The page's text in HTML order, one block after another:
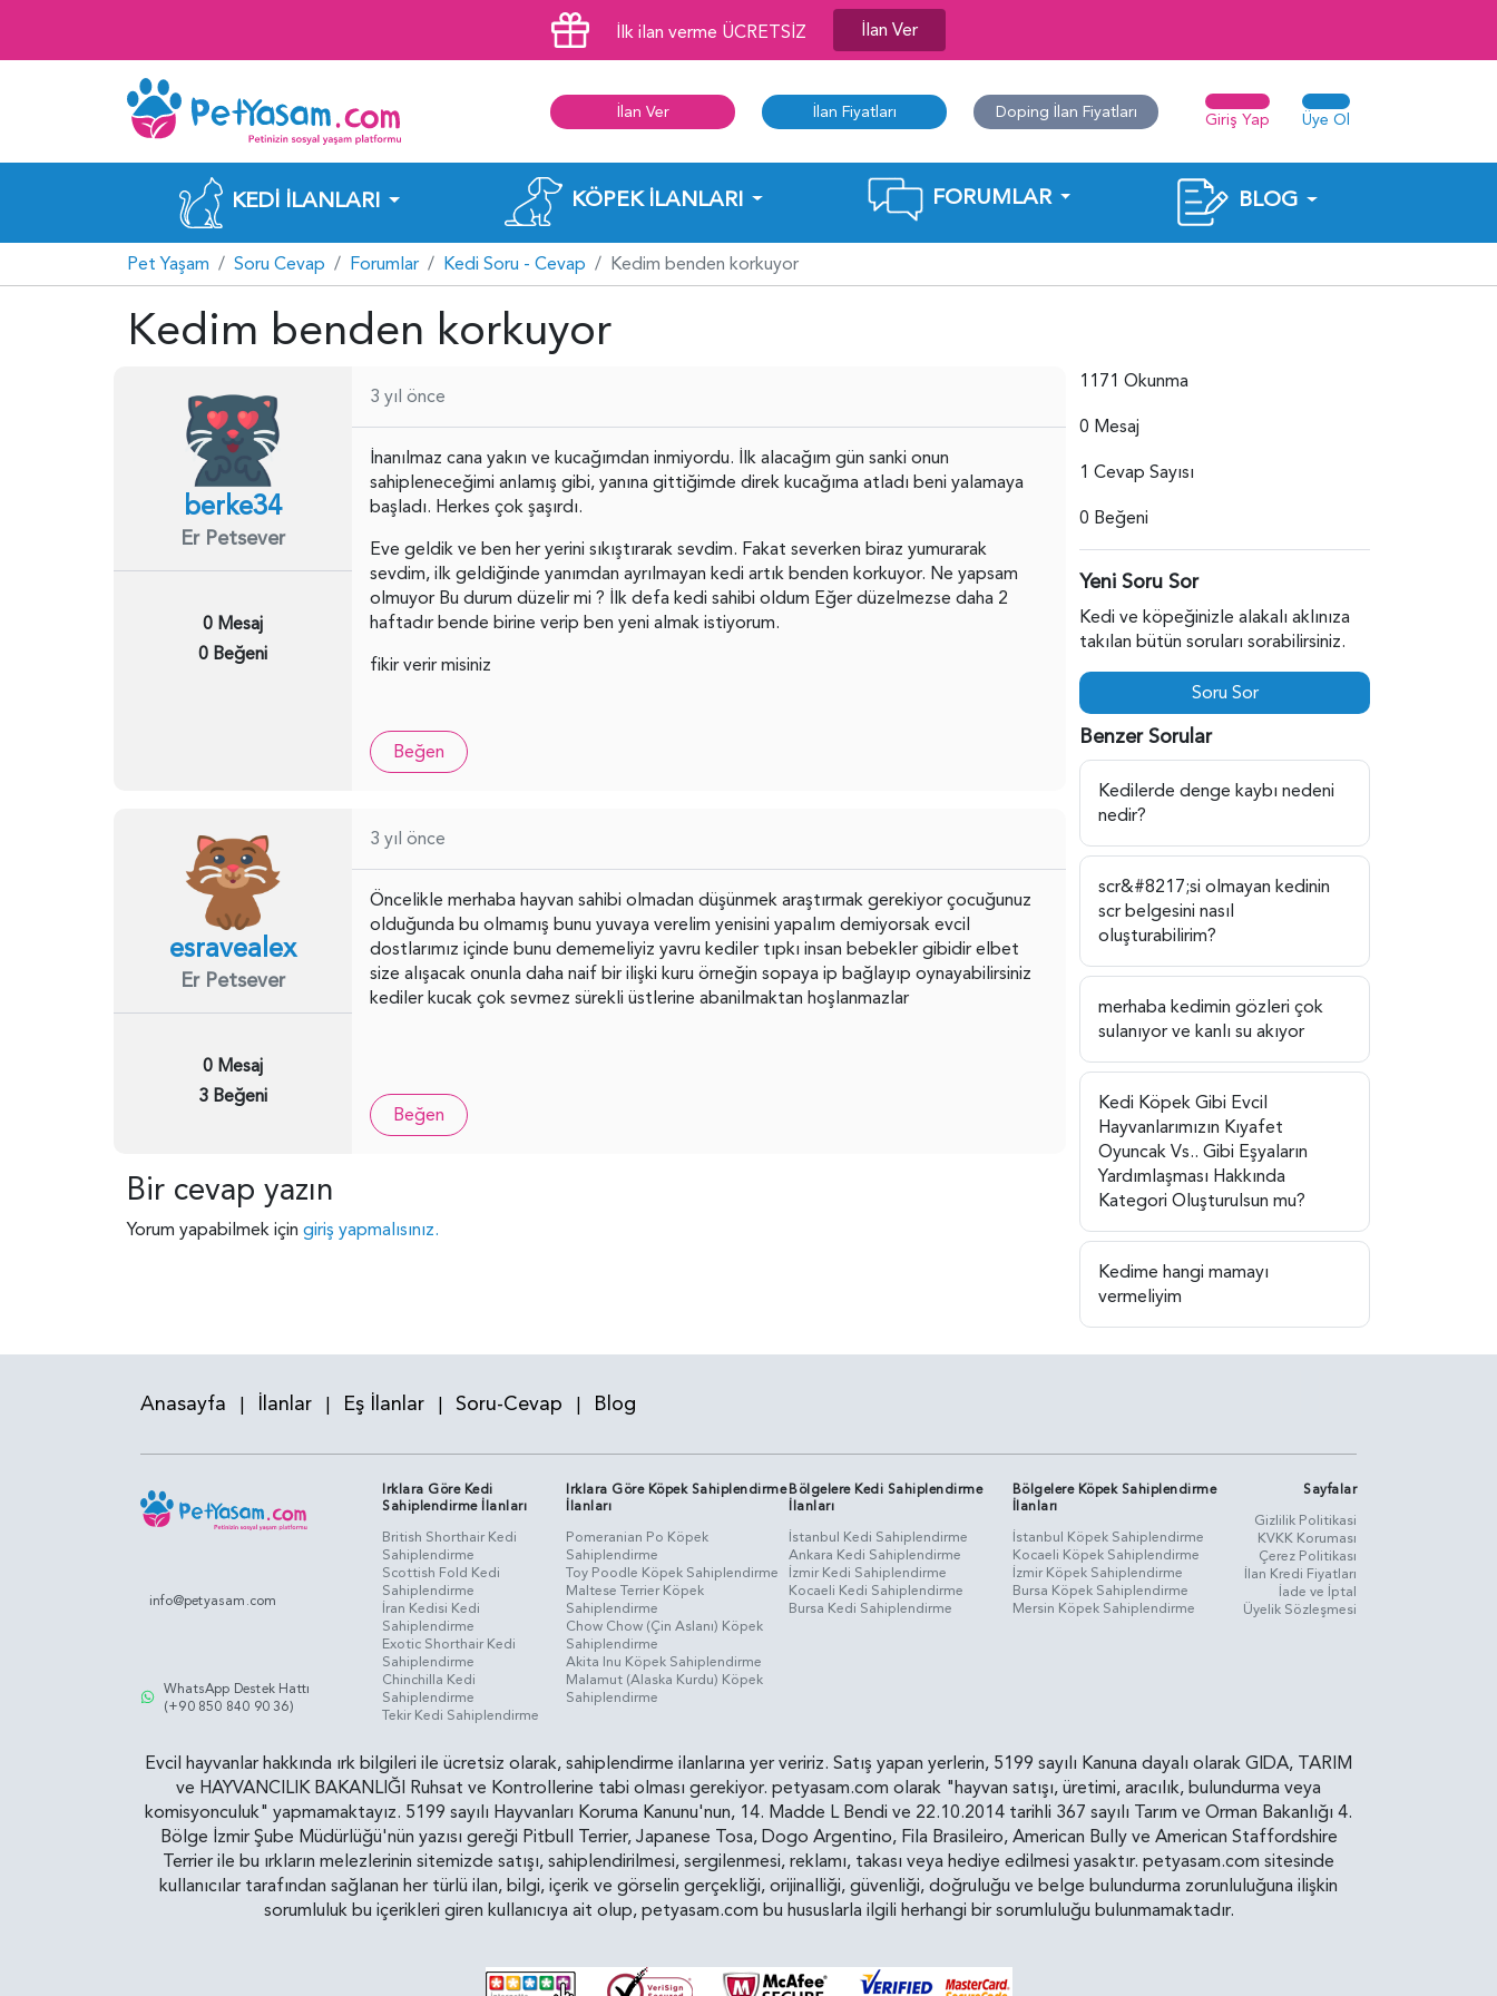
İlk ilan verme ÜCRETSİZ İlan Ver
İlan Ver İlan Fiyatları Doping İlan Fiyatları Giriş Yap Üye Ol
KEDI İLANLARI KÖPEK İLANLARI FORUMLAR BLOG
Pet Yaşam Soru Cevap Forumlar Kedi Soru - Cevap Kedim benden korkuyor
Kedim benden korkuyor
berke34
Er Petsever
0 Mesaj
0 Beğeni
3 yıl önce
İnanılmaz cana yakın ve kucağımdan inmiyordu. İlk alacağım gün sanki onun
sahipleneceğimi anlamış gibi, yanına gittiğimde direk kucağıma atladı beni yalamaya
başladı. Herkes çok şaşırdı.
Eve geldik ve ben her yerini sıkıştırarak sevdim. Fakat severken biraz yumurarak
sevdim, ilk geldiğinde yanımdan ayrılmayan kedi artık benden korkuyor. Ne yapsam
olmuyorBu durum düzelir mi ? İlk defa kedi sahibi oldum Eğer düzelmezse daha 2
haftadır bende birine verip ben yeni almak istiyorum.
fikir verir misiniz
Beğen
esravealex
Er Petsever
0 Mesaj
3 Beğeni
3 yıl önce
Öncelikle merhaba hayvan sahibi olmadan düşünmek araştırmak gerekiyor çocuğunuz
olduğunda bu olmamış bunu yuvaya verelim yenisini yapalım demiyorsak evcil
dostlarımız içinde bunu dememeliyiz yavru kediler tıpkı insan bebekler gibidir elbet
size alışacak onunla daha naif bir ilişki kuru örneğin sopaya ip bağlayıp oynayabilirsiniz
kediler kucak çok sevmez sürekli üstlerine abanilmaktan hoşlanmazlar
Beğen
Bir cevap yazın
Yorum yapabilmek için giriş yapmalısınız.
1171 Okunma
0 Mesaj
1 Cevap Sayısı
0 Beğeni
Yeni Soru Sor
Kedi ve köpeğinizle alakalı aklınıza
takılan bütün soruları sorabilirsiniz.
Soru Sor
Benzer Sorular
Kedilerde denge kaybı nedeni
nedir?
scr&#8217;si olmayan kedinin
scr belgesini nasıl
oluşturabilirim?
merhaba kedimin gözleri çok
sulanıyor ve kanlı su akıyor
Kedi Köpek Gibi Evcil
Hayvanlarımızın Kıyafet
Oyuncak Vs.. Gibi Eşyaların
Yardımlaşması Hakkında
Kategori Oluşturulsun mu?
Kedime hangi mamayı
vermeliyim
Anasayfa | İlanlar | Eş İlanlar | Soru-Cevap | Blog
info@petyasam.com
WhatsApp Destek Hattı
(+90 850 840 90 36)
Irklara Göre Kedi
Sahiplendirme İlanları
British Shorthair Kedi
Sahiplendirme
Scottish Fold Kedi
Sahiplendirme
İran Kedisi Kedi
Sahiplendirme
Exotic Shorthair Kedi
Sahiplendirme
Chinchilla Kedi
Sahiplendirme
Tekir Kedi Sahiplendirme
Irklara Göre Köpek Sahiplendirme
İlanları
Pomeranian Po Köpek
Sahiplendirme
Toy Poodle Köpek Sahiplendirme
Maltese Terrier Köpek
Sahiplendirme
Chow Chow (Çin Aslanı) Köpek
Sahiplendirme
Akita Inu Köpek Sahiplendirme
Malamut (Alaska Kurdu) Köpek
Sahiplendirme
Bölgelere Kedi Sahiplendirme
İlanları
İstanbul Kedi Sahiplendirme
Ankara Kedi Sahiplendirme
İzmir Kedi Sahiplendirme
Kocaeli Kedi Sahiplendirme
Bursa Kedi Sahiplendirme
Bölgelere Köpek Sahiplendirme
İlanları
İstanbul Köpek Sahiplendirme
Kocaeli Köpek Sahiplendirme
İzmir Köpek Sahiplendirme
Bursa Köpek Sahiplendirme
Mersin Köpek Sahiplendirme
Sayfalar
Gizlilik Politikasi
KVKK Koruması
Çerez Politikası
İlan Kredi Fiyatları
İade ve İptal
Üyelik Sözleşmesi
Evcil hayvanlar hakkında ırk bilgileri ile ücretsiz olarak, sahiplendirme ilanlarına yer veririz. Satış yapan yerlerin, 5199 sayılı Kanuna dayalı olarak GIDA, TARIM
ve HAYVANCILIK BAKANLIĞI Ruhsat ve Kontrollerine tabi olması gerekiyor. petyasam.com olarak "hayvan satışı, üretimi, aracılık, bulundurma veya
komisyonculuk" yapmamaktayız. 5199 sayılı Hayvanları Koruma Kanunu'nun, 14. Madde L Bendi ve 22.10.2014 tarihli 367 sayılı Tarım ve Orman Bakanlığı 4.
Bölge İzmir Şube Müdürlüğü'nün yazısı gereği Pitbull Terrier, Japanese Tosa, Dogo Argentino, Fila Brasileiro, American Bully ve American Staffordshire
Terrier ile bu ırkların melezlerinin sitemizde satışı, sahiplendirilmesi, sergilenmesi, reklamı, takası veya hediye edilmesi yasaktır. petyasam.com sitesinde
kullanıcılar tarafından sağlanan her türlü ilan, bilgi, içerik ve görselin gerçekliği, orijinalliği, güvenliği, doğruluğu ve belge bulundurma zorunluluğuna ilişkin
sorumluluk bu içerikleri giren kullanıcıya ait olup, petyasam.com bu hususlarla ilgili herhangi bir sorumluluğu bulunmamaktadır.